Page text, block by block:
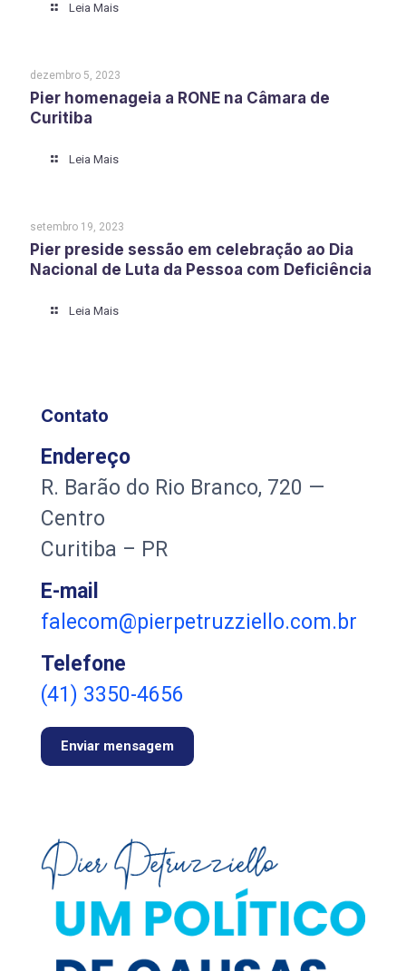
Leia Mais
dezembro 5, 2023
Pier homenageia a RONE na Câmara de
Curitiba
Leia Mais
setembro 19, 2023
Pier preside sessão em celebração ao Dia
Nacional de Luta da Pessoa com Deficiência
Leia Mais
Contato
Endereço
R. Barão do Rio Branco, 720 —
Centro
Curitiba – PR
E-mail
falecom@pierpetruzziello.com.br
Telefone
(41) 3350-4656
Enviar mensagem